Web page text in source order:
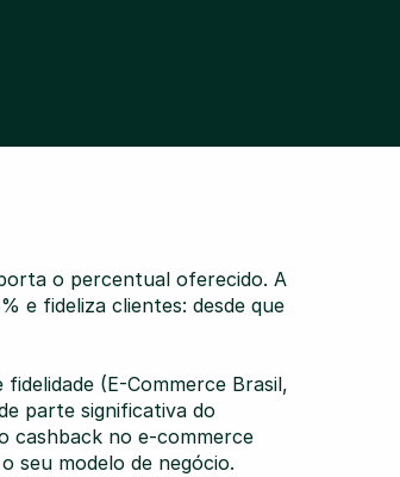
o percentual oferecido. A
e fideliza clientes: desde que
(E-Commerce Brasil,
parte significativa do
cashback no e-commerce
seu modelo de negócio.